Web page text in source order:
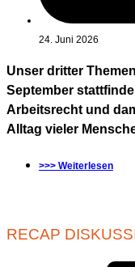
24. Juni 2026
Unser dritter
September
Arbeitsrecht und
Alltag vieler
>>> Weiterlesen
RECAP